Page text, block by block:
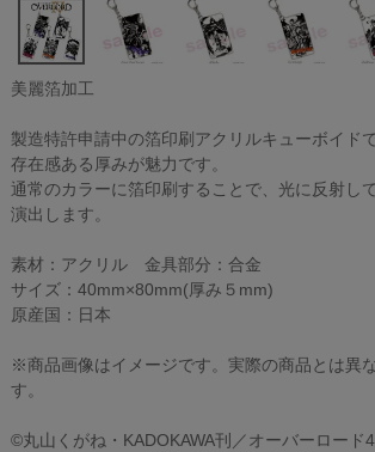
美麗箔加工
製造特許申請中の箔印刷アクリルキューボイドで
存在感ある厚みが魅力です。
通常のカラーに箔印刷することで、光に反射し
演出します。
素材：アクリル 金具部分：合金
サイズ：40mm×80mm(厚み５mm)
原産国：日本
※商品画像はイメージです。実際の商品とは異
す。
©丸山くがね・KADOKAWA刊／オーバーロード